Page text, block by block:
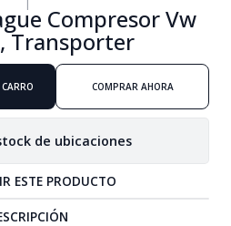
Compresor Vw
Transporter
COMPRAR AHORA
de ubicaciones
ESTE PRODUCTO